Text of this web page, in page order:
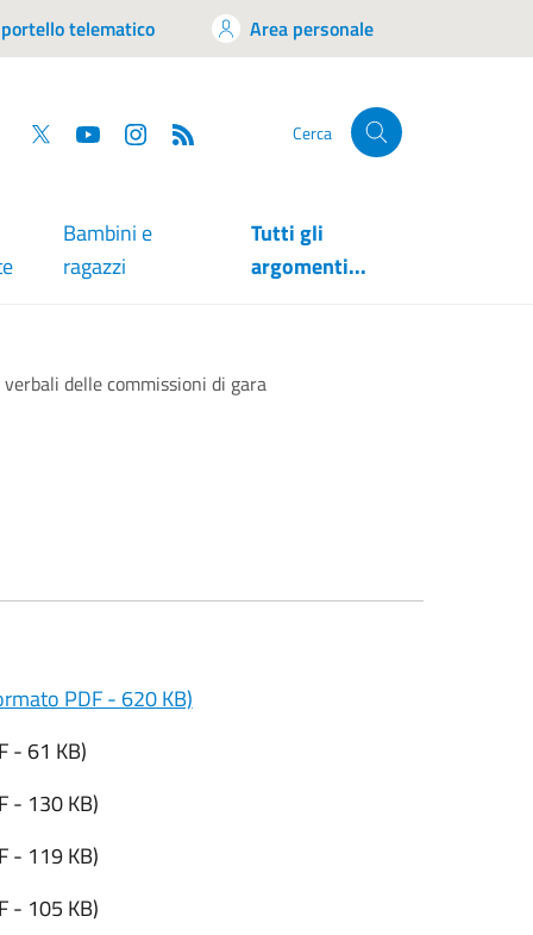
telematico Area personale
Facebook
Twitter YouTube Cerca
Bambini e
ragazzi
Tutti gli
argomenti...
delle commissioni di gara
PDF - 620 KB)
- 61 KB)
- 130 KB)
- 119 KB)
- 105 KB)